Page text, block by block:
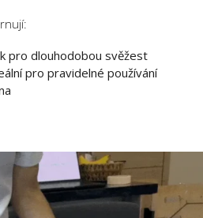
pro dlouhodobou svěžest
pro pravidelné používání